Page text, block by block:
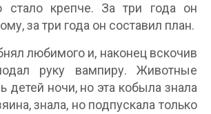
стало крепче. За три года он
за три года он составил план.
любимого и, наконец вскочив
руку вампиру. Животные
детей ночи, но эта кобыла знала
знала, но подпускала только